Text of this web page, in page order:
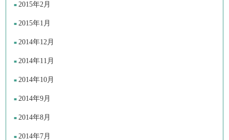
2015年2月
2015年1月
2014年12月
2014年11月
2014年10月
2014年9月
2014年8月
2014年7月